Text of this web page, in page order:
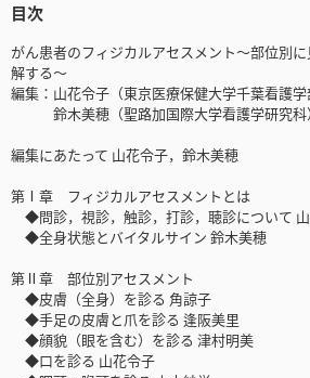
目次
がん患者のフィジカルアセスメント～部位別
解する～
編集：山花令子（東京医療保健大学千葉看護学
鈴木美穂（聖路加国際大学看護学研究科）
編集にあたって 山花令子，鈴木美穂
第Ⅰ章 フィジカルアセスメントとは
◆問診，視診，触診，打診，聴診について
◆全身状態とバイタルサイン 鈴木美穂
第Ⅱ章 部位別アセスメント
◆皮膚（全身）を診る 角諒子
◆手足の皮膚と爪を診る 逢阪美里
◆顔貌（眼を含む）を診る 津村明美
◆口を診る 山花令子